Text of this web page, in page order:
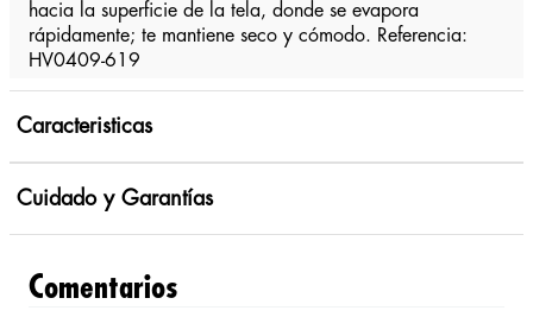
hacia la superficie de la tela, donde se evapora
rápidamente; te mantiene seco y cómodo. Referencia:
HV0409-619
Caracteristicas
Cuidado y Garantías
Comentarios